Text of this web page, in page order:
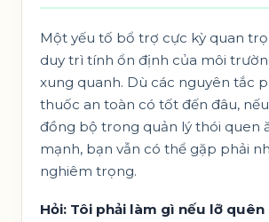
Một yếu tố bổ trợ cực kỳ quan
duy trì tính ổn định của môi
xung quanh. Dù các nguyên tắc
thuốc an toàn có tốt đến đâu,
đồng bộ trong quản lý thói quen
mạnh, bạn vẫn có thể gặp phải
nghiêm trọng.
Hỏi: Tôi phải làm gì nếu lỡ